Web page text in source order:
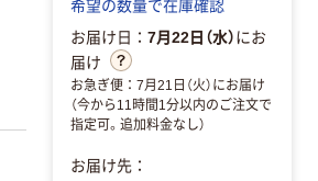
希望の数量で在庫確認
お届け日： 7月22日（水）にお
届け
お急ぎ便：7月21日（火）にお届け
（今から11時間1分以内のご注文で
指定可。追加料金なし）
お届け先：